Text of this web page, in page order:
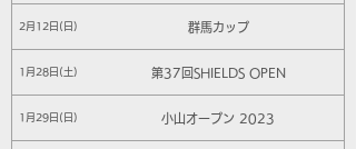
2月12日(日) 群馬カップ
1月28日(土) 第37回SHIELDS OPEN
1月29日(日) 小山オープン 2023